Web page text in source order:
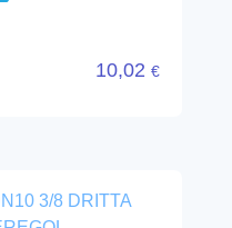
10,02 €